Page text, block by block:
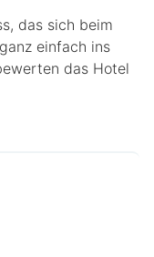
das sich beim
einfach ins
das Hotel